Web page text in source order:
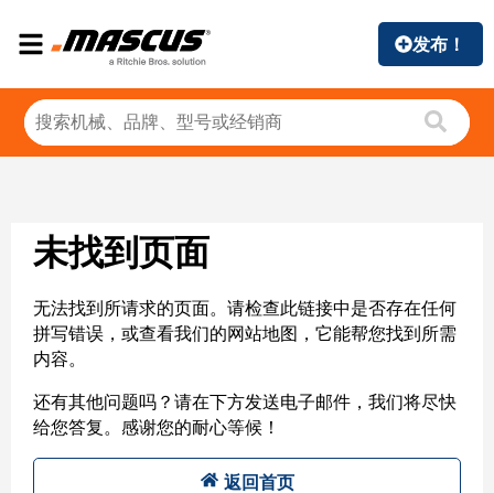
发布！
未找到页面
无法找到所请求的页面。请检查此链接中是否存在任何
拼写错误，或查看我们的网站地图，它能帮您找到所需
内容。
还有其他问题吗？请在下方发送电子邮件，我们将尽快
给您答复。感谢您的耐心等候！
返回首页